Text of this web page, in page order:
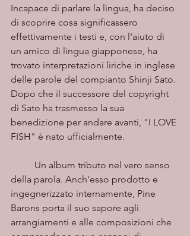
Incapace di parlare la lingua, ha deciso
di scoprire cosa significassero
effettivamente i testi e, con l'aiuto di
un amico di lingua giapponese, ha
trovato interpretazioni liriche in inglese
delle parole del compianto Shinji Sato.
Dopo che il successore del copyright
di Sato ha trasmesso la sua
benedizione per andare avanti, "I LOVE
FISH" è nato ufficialmente.
della parola. Anch'esso prodotto e
ingegnerizzato internamente, Pine
Barons porta il suo sapore agli
arrangiamenti e alle composizioni che